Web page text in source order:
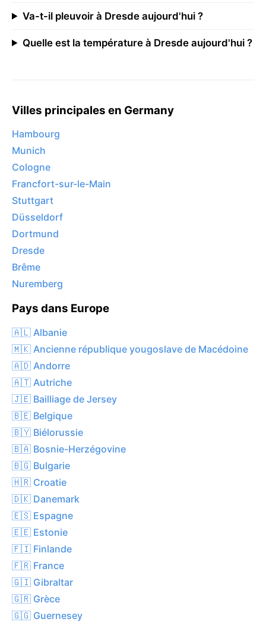
Va-t-il pleuvoir à Dresde aujourd'hui ?
Quelle est la température à Dresde aujourd'hui ?
Villes principales en Germany
Hambourg
Munich
Cologne
Francfort-sur-le-Main
Stuttgart
Düsseldorf
Dortmund
Dresde
Brême
Nuremberg
Pays dans Europe
🇦🇱 Albanie
🇲🇰 Ancienne république yougoslave de Macédoine
🇦🇩 Andorre
🇦🇹 Autriche
🇯🇪 Bailliage de Jersey
🇧🇪 Belgique
🇧🇾 Biélorussie
🇧🇦 Bosnie-Herzégovine
🇧🇬 Bulgarie
🇭🇷 Croatie
🇩🇰 Danemark
🇪🇸 Espagne
🇪🇪 Estonie
🇫🇮 Finlande
🇫🇷 France
🇬🇮 Gibraltar
🇬🇷 Grèce
🇬🇬 Guernesey